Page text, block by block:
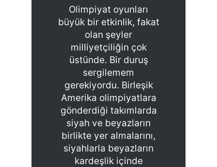
Olimpiyat oyunları
büyük bir etkinlik, fakat
olan şeyler
milliyetçiliğin çok
üstünde. Bir duruş
sergilemem
gerekiyordu. Birleşik
Amerika olimpiyatlara
gönderdiği takımlarda
siyah ve beyazların
birlikte yer almalarını,
siyahlarla beyazların
kardeşlik içinde